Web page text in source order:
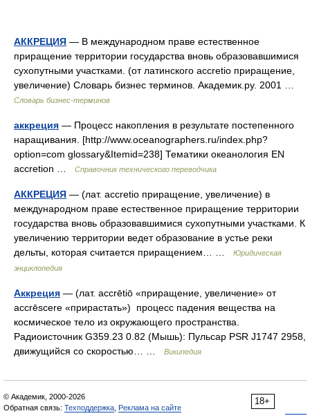
АККРЕЦИЯ — В международном праве естественное
приращение территории государства вновь образовавшимися
сухопутными участками. (от латинского accretio приращение,
увеличение) Словарь бизнес терминов. Академик.ру. 2001 …
Словарь бизнес-терминов
аккреция — Процесс накопления в результате постепенного
наращивания. [http://www.oceanographers.ru/index.php?
option=com glossary&Itemid=238] Тематики океанология EN
accretion …
Справочник технического переводчика
АККРЕЦИЯ — (лат. accretio приращение, увеличение) в
международном праве естественное приращение территории
государства вновь образовавшимися сухопутными участками. К
увеличению территории ведет образование в устье реки
дельты, которая считается приращением… …
Юридическая
энциклопедия
Аккреция — (лат. accrētiō «приращение, увеличение» от
accrēscere «прирастать») процесс падения вещества на
космическое тело из окружающего пространства.
Радиоисточник G359.23 0.82 (Мышь): Пульсар PSR J1747 2958,
движущийся со скоростью… …
Википедия
18+
© Академик, 2000-2026
Обратная связь: Техподдержка Реклама на сайте